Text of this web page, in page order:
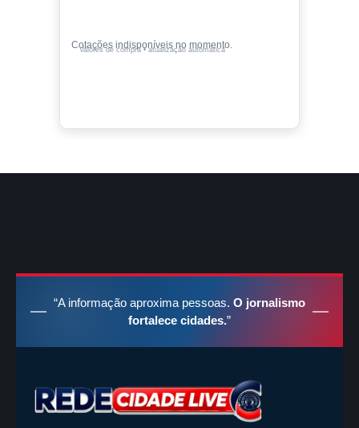
Cotações indisponíveis no momento.
Valores de compra • atualização automática
“A informação aproxima pessoas. O jornalismo
fortalece cidades.”